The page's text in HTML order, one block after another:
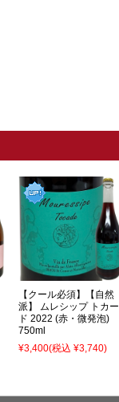
【クール必須】【自然
派】 ムレシップ トカー
ド 2022 (赤・微発泡)
750ml
¥3,400(税込 ¥3,740)